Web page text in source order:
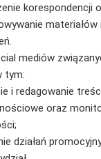
korespondencji
mediów
tym:
i redagowanie
oraz
działań